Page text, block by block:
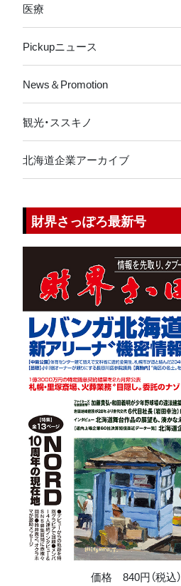
医療
Pickupニュース
News＆Promotion
観光・ススキノ
北海道企業アーカイブ
財界さっぽろ最新号
価格 840円（税込）